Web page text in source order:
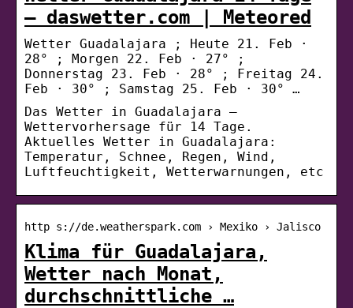
– daswetter.com | Meteored
Wetter Guadalajara ; Heute 21. Feb ·
28° ; Morgen 22. Feb · 27° ;
Donnerstag 23. Feb · 28° ; Freitag 24.
Feb · 30° ; Samstag 25. Feb · 30° …
Das Wetter in Guadalajara –
Wettervorhersage für 14 Tage.
Aktuelles Wetter in Guadalajara:
Temperatur, Schnee, Regen, Wind,
Luftfeuchtigkeit, Wetterwarnungen, etc
http s://de.weatherspark.com › Mexiko › Jalisco
Klima für Guadalajara,
Wetter nach Monat,
durchschnittliche …